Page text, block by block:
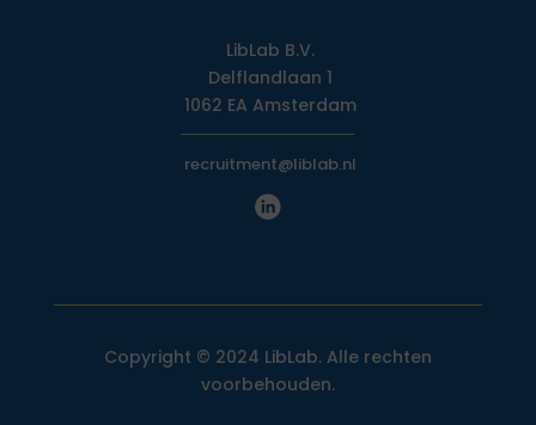
LibLab B.V.
Delflandlaan 1
1062 EA Amsterdam
recruitment@liblab.nl
Copyright © 2024 LibLab. Alle rechten
voorbehouden.